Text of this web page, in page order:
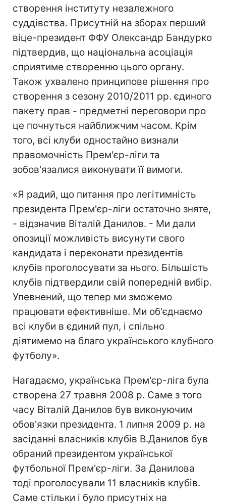
створення інституту незалежного
суддівства. Присутній на зборах перший
віце-президент ФФУ Олександр Бандурко
підтвердив, що національна асоціація
сприятиме створенню цього органу.
Також ухвалено принципове рішення про
створення з сезону 2010/2011 рр. єдиного
пакету прав - предметні переговори про
це почнуться найближчим часом. Крім
того, всі клуби одностайно визнали
правомочність Прем'єр-ліги та
зобов'язалися виконувати її вимоги.
«Я радий, що питання про легітимність
президента Прем'єр-ліги остаточно зняте,
- відзначив Віталій Данилов. - Ми дали
опозиції можливість висунути свого
кандидата і переконати президентів
клубів проголосувати за нього. Більшість
клубів підтвердили свій попередній вибір.
Упевнений, що тепер ми зможемо
працювати ефективніше. Ми об'єднаємо
всі клуби в єдиний пул, і спільно
діятимемо на благо українського клубного
футболу».
Нагадаємо, українська Прем'єр-ліга була
створена 27 травня 2008 р. Саме з того
часу Віталій Данилов був виконуючим
обов'язки президента. 1 липня 2009 р. на
засіданні власників клубів В.Данилов був
обраний президентом української
футбольної Прем'єр-ліги. За Данилова
тоді проголосували 11 власників клубів.
Саме стільки і було присутніх на